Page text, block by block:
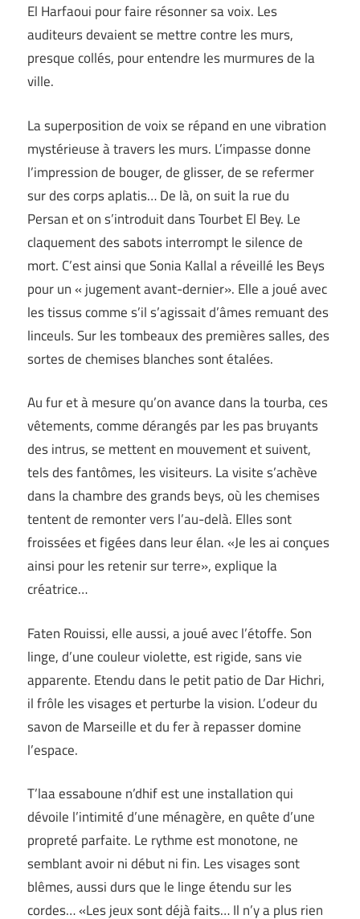
El Harfaoui pour faire résonner sa voix. Les
auditeurs devaient se mettre contre les murs,
presque collés, pour entendre les murmures de la
ville.
La superposition de voix se répand en une vibration
mystérieuse à travers les murs. L’impasse donne
l’impression de bouger, de glisser, de se refermer
sur des corps aplatis… De là, on suit la rue du
Persan et on s’introduit dans Tourbet El Bey. Le
claquement des sabots interrompt le silence de
mort. C’est ainsi que Sonia Kallal a réveillé les Beys
pour un « jugement avant-dernier». Elle a joué avec
les tissus comme s’il s’agissait d’âmes remuant des
linceuls. Sur les tombeaux des premières salles, des
sortes de chemises blanches sont étalées.
Au fur et à mesure qu’on avance dans la tourba, ces
vêtements, comme dérangés par les pas bruyants
des intrus, se mettent en mouvement et suivent,
tels des fantômes, les visiteurs. La visite s’achève
dans la chambre des grands beys, où les chemises
tentent de remonter vers l’au-delà. Elles sont
froissées et figées dans leur élan. «Je les ai conçues
ainsi pour les retenir sur terre», explique la
créatrice…
Faten Rouissi, elle aussi, a joué avec l’étoffe. Son
linge, d’une couleur violette, est rigide, sans vie
apparente. Etendu dans le petit patio de Dar Hichri,
il frôle les visages et perturbe la vision. L’odeur du
savon de Marseille et du fer à repasser domine
l’espace.
T’laa essaboune n’dhif est une installation qui
dévoile l’intimité d’une ménagère, en quête d’une
propreté parfaite. Le rythme est monotone, ne
semblant avoir ni début ni fin. Les visages sont
blêmes, aussi durs que le linge étendu sur les
cordes… «Les jeux sont déjà faits… Il n’y a plus rien